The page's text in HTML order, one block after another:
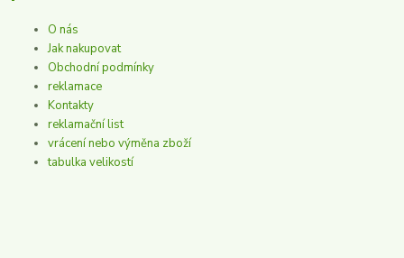
O nás
Jak nakupovat
Obchodní podmínky
reklamace
Kontakty
reklamační list
vrácení nebo výměna zboží
tabulka velikostí